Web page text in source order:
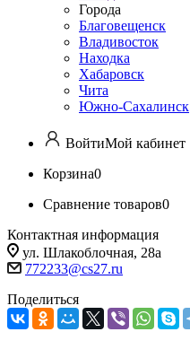
Города
Благовещенск
Владивосток
Находка
Хабаровск
Чита
Южно-Сахалинск
ВойтиМой кабинет
Корзина0
Сравнение товаров0
Контактная информация
ул. Шлакоблочная, 28а
772233@cs27.ru
Поделиться